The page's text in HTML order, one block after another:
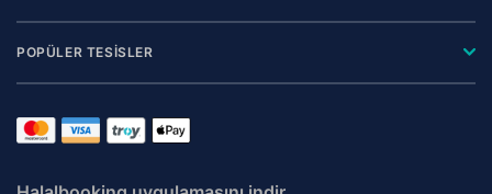
POPÜLER TESİSLER